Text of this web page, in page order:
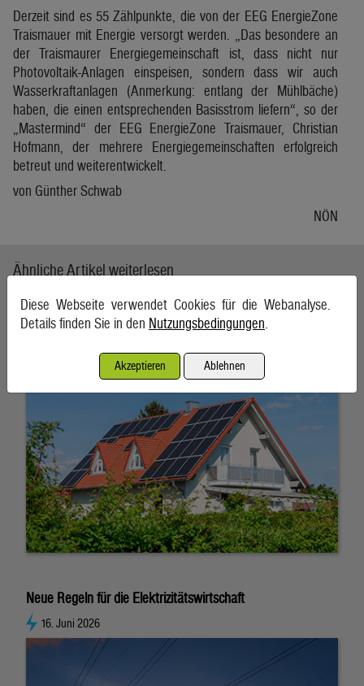
Derzeit sind es 55 Zählpunkte, die von der EEG EnergieZone
Traismauer mit Energie versorgt werden. „Das besondere an
der Traismaurer Energiegemeinschaft ist, dass nicht nur
Photovoltaik-Anlagen einspeisen, sondern dass wir auch
Wasserkraftanlagen (Anmerkung: entlang der Mühlbäche)
haben, die einen entsprechenden Basisstrom liefern“, so der
„Mastermind“ der EEG EnergieZone Traismauer, Christian
Hofmann, der mehrere Energiegemeinschaften erfolgreich
betreut und weiterentwickelt.
von Günther Schwab
NÖN
Ähnliche Artikel weiterlesen
Die Energie der Gemeinschaft
Neue Regeln für die Elektrizitätswirtschaft
16. Juni 2026
Diese Webseite verwendet Cookies für die Webanalyse.
Details finden Sie in den Nutzungsbedingungen.
Akzeptieren Ablehnen